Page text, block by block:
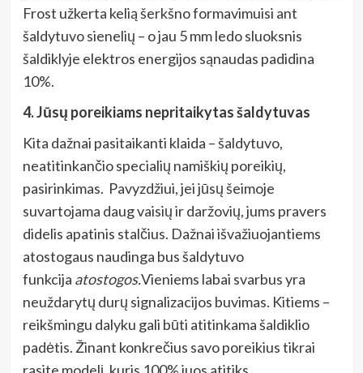
Frost užkerta kelią šerkšno formavimuisi ant
šaldytuvo sienelių – o jau 5 mm ledo sluoksnis
šaldiklyje elektros energijos sąnaudas padidina
10%.
4. Jūsų poreikiams nepritaikytas šaldytuvas
Kita dažnai pasitaikanti klaida – šaldytuvo,
neatitinkančio specialių namiškių poreikių,
pasirinkimas. Pavyzdžiui, jei jūsų šeimoje
suvartojama daug vaisių ir daržovių, jums pravers
didelis apatinis stalčius. Dažnai išvažiuojantiems
atostogaus naudinga bus šaldytuvo
funkcija atostogos.Vieniems labai svarbus yra
neuždarytų durų signalizacijos buvimas. Kitiems –
reikšmingu dalyku gali būti atitinkama šaldiklio
padėtis. Žinant konkrečius savo poreikius tikrai
rasite modelį, kuris 100% juos atitiks.